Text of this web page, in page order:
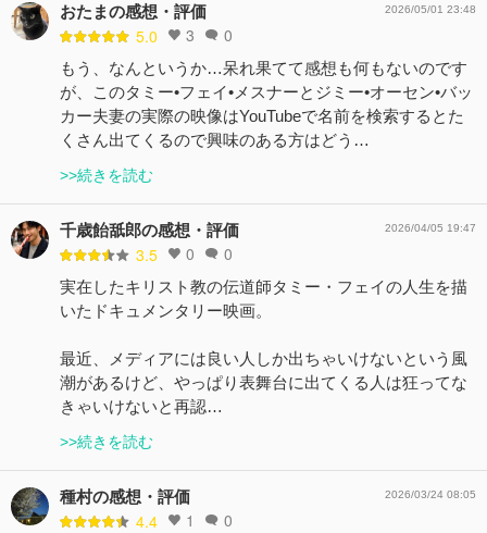
おたまの感想・評価
5.0 3 0
2026/05/01 23:48
もう、なんというか…呆れ果てて感想も何もないのです
が、このタミー•フェイ•メスナーとジミー•オーセン•バッ
カー夫妻の実際の映像はYouTubeで名前を検索するとた
くさん出てくるので興味のある方はどう…
>>続きを読む
千歳飴舐郎の感想・評価
3.5 0 0
2026/04/05 19:47
実在したキリスト教の伝道師タミー・フェイの人生を描
いたドキュメンタリー映画。
最近、メディアには良い人しか出ちゃいけないという風
潮があるけど、やっぱり表舞台に出てくる人は狂ってな
きゃいけないと再認…
>>続きを読む
種村の感想・評価
4.4 1 0
2026/03/24 08:05